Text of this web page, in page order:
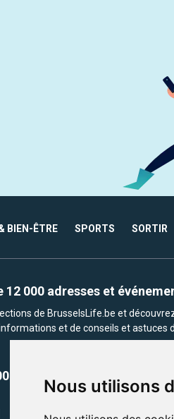
Nous utilisons
BIEN-ÊTRE SPORTS SORTIR
12 000 adresses et
de BrusselsLife.be et
et de conseils et astuces
-1050 Ixelles, Brussels,